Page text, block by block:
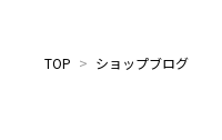
TOP > ショップブログ